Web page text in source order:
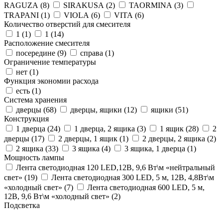
RAGUZA (8) SIRAKUSA (2) TAORMINA (3)
TRAPANI (1) VIOLA (6) VITA (6)
Количество отверстий для смесителя
1 (1) 1 (14)
Расположение смесителя
посередине (9) справа (1)
Ограничение температуры
нет (1)
Функция экономии расхода
есть (1)
Система хранения
дверцы (68) дверцы, ящики (12) ящики (51)
Конструкция
1 дверца (24) 1 дверца, 2 ящика (3) 1 ящик (28)
2
дверцы (17) 2 дверцы, 1 ящик (1) 2 дверцы, 2 ящика (2)
2 ящика (33) 3 ящика (4) 3 ящика, 1 дверца (1)
Мощность лампы
Лента светодиодная 120 LED,12В, 9,6 Вт\м «нейтральный
свет» (19)
Лента светодиодная 300 LED, 5 м, 12В, 4,8Вт\м
«холодный свет» (7)
Лента светодиодная 600 LED, 5 м,
12В, 9,6 Вт\м «холодный свет» (2)
Подсветка